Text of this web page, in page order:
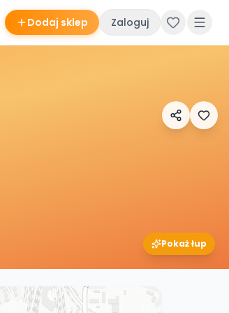
Dodaj sklep Zaloguj
Pokaż łup